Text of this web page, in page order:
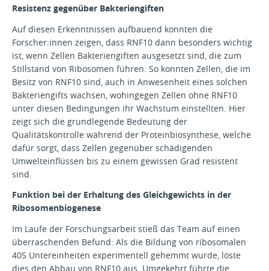
Resistenz gegenüber Bakteriengiften
Auf diesen Erkenntnissen aufbauend konnten die
Forscher:innen zeigen, dass RNF10 dann besonders wichtig
ist, wenn Zellen Bakteriengiften ausgesetzt sind, die zum
Stillstand von Ribosomen führen. So konnten Zellen, die im
Besitz von RNF10 sind, auch in Anwesenheit eines solchen
Bakteriengifts wachsen, wohingegen Zellen ohne RNF10
unter diesen Bedingungen ihr Wachstum einstellten. Hier
zeigt sich die grundlegende Bedeutung der
Qualitätskontrolle während der Proteinbiosynthese, welche
dafür sorgt, dass Zellen gegenüber schädigenden
Umwelteinflüssen bis zu einem gewissen Grad resistent
sind.
Funktion bei der Erhaltung des Gleichgewichts in der
Ribosomenbiogenese
Im Laufe der Forschungsarbeit stieß das Team auf einen
überraschenden Befund: Als die Bildung von ribosomalen
40S Untereinheiten experimentell gehemmt wurde, löste
dies den Abbau von RNF10 aus. Umgekehrt führte die